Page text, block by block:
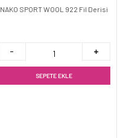
NAKO SPORT WOOL 922 Fil Derisi
SEPETE EKLE